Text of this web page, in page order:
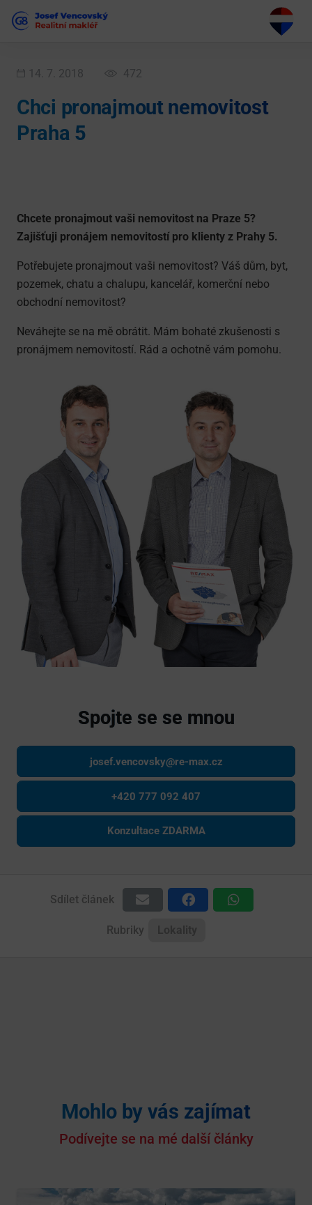
14. 7. 2018 472
Chci pronajmout nemovitost
Praha 5
Chcete pronajmout vaši nemovitost na Praze 5?
Zajišťuji pronájem nemovitostí pro klienty z Prahy 5.
Potřebujete pronajmout vaši nemovitost? Váš dům, byt,
pozemek, chatu a chalupu, kancelář, komerční nebo
obchodní nemovitost?
Neváhejte se na mě obrátit. Mám bohaté zkušenosti s
pronájmem nemovitostí. Rád a ochotně vám pomohu.
Spojte se se mnou
josef.vencovsky@re-max.cz
+420 777 092 407
Konzultace ZDARMA
Sdílet článek
Rubriky
Mohlo by vás zajímat
Podívejte se na mé další články